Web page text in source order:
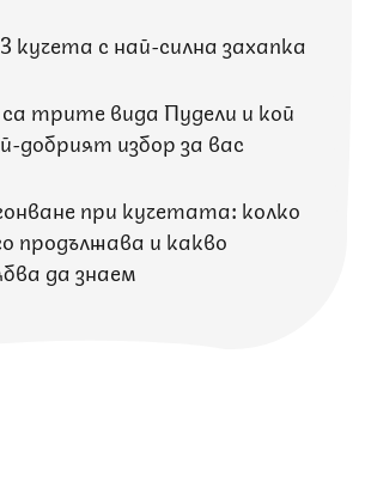
кучета с най-силна захапка
трите вида Пудели и кой
добрият избор за вас
при кучетата: колко
продължава и какво
да знаем